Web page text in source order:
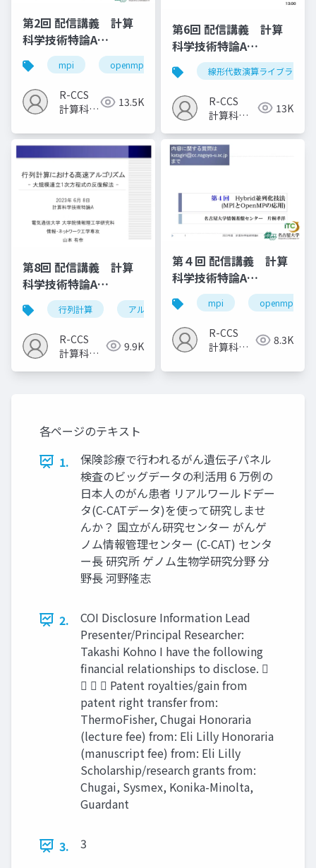
第2回 配信講義 計算
科学技術特論A
（2023）
mpi openmp 計算科学 高性能計算技術
R-CCS
計算科学
室
13.5K
第6回 配信講義 計算
科学技術特論A
（2023）線形代数演算ライブラリ
R-CCS
計算科学
室
13K
第8回 配信講義 計算
科学技術特論A
（2023）行列計算 アルゴリズム 計算科学技術
R-CCS
計算科学
9.9K
第４回 配信講義 計算
科学技術特論A
（2023）
mpi openmp
R-CCS
計算科学
室
8.3K
各ページのテキスト
1.
保険診療で行われるがん遺伝子パネル
検査のビッグデータの利活用 6 万例の
日本人のがん患者 リアルワールドデー
タ(C-CATデータ)を使って研究しませ
んか？ 国立がん研究センター がんゲ
ノム情報管理センター (C-CAT) センタ
ー長 研究所 ゲノム生物学研究分野 分
野長 河野隆志
2.
COI Disclosure Information Lead
Presenter/Principal Researcher:
Takashi Kohno I have the following
financial relationships to disclose. 
   Patent royalties/gain from
patent right transfer from:
ThermoFisher, Chugai Honoraria
(lecture fee) from: Eli Lilly Honoraria
(manuscript fee) from: Eli Lilly
Scholarship/research grants from:
Chugai, Sysmex, Konika-Minolta,
Guardant
3. 3